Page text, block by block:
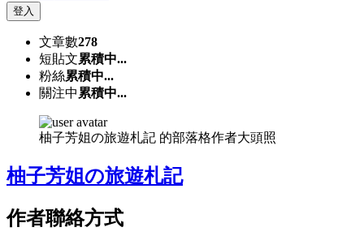
登入
文章數278
短貼文累積中...
粉絲累積中...
關注中 累積中...
柚子芳姐の旅遊札記 的部落格作者大頭照
柚子芳姐の旅遊札記
作者聯絡方式